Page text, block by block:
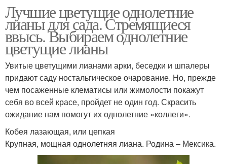
Лучшие цветущие однолетние
лианы для сада. Стремящиеся
ввысь. Выбираем однолетние
цветущие лианы
Увитые цветущими лианами арки, беседки и шпалеры
придают саду ностальгическое очарование. Но, прежде
чем посаженные клематисы или жимолости покажут
себя во всей красе, пройдет не один год. Скрасить
ожидание нам помогут их однолетние «коллеги».
Кобея лазающая, или цепкая
Крупная, мощная однолетняя лиана. Родина – Мексика.